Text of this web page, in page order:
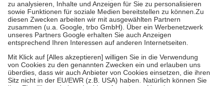
Bei Heilmitteln und häuslicher Krankenpflege beträgt die
Zuzahlung zehn Prozent der Kosten sowie zehn Euro je
Verordnung.
Um das Engagement der Versicherten für ihre eigene Gesundheit zu
stärken und die besondere Stellung der Familie zu unterstützen,
fallenkeine Zuzahlungenan bei:
• Kindern und Jugendlichen bis zum vollendeten 18. Lebensjahr
mit Ausnahme der Fahrkosten